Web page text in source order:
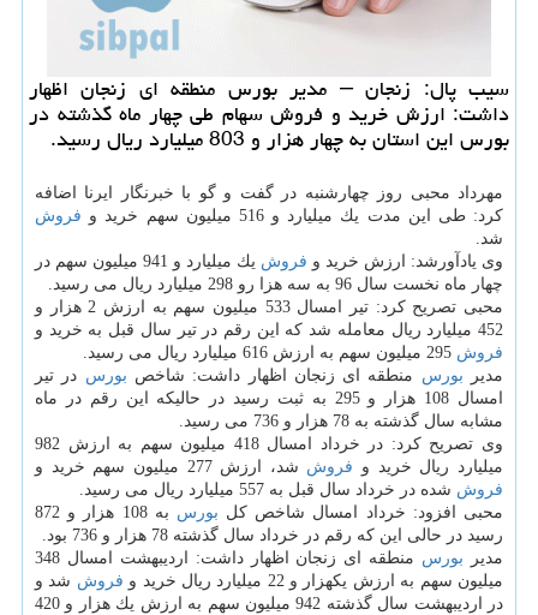
سیب پال: زنجان – مدیر بورس منطقه ای زنجان اظهار
داشت: ارزش خرید و فروش سهام طی چهار ماه گذشته در
بورس این استان به چهار هزار و 803 میلیارد ریال رسید.
مهرداد محبی روز چهارشنبه در گفت و گو با خبرنگار ایرنا اضافه
كرد: طی این مدت یك میلیارد و 516 میلیون سهم خرید و
فروش
شد.
وی یادآورشد: ارزش خرید و فروش
یك میلیارد و 941 میلیون سهم در
چهار ماه نخست سال 96 به سه هزا رو 298 میلیارد ریال می رسید.
محبی تصریح كرد: تیر امسال 533 میلیون سهم به ارزش 2 هزار و
452 میلیارد ریال معامله شد كه این رقم در تیر سال قبل به خرید و
فروش
مدیر بورس منطقه ای زنجان اظهار داشت: شاخص بورس در تیر
امسال 108 هزار و 295 به ثبت رسید در حالیكه این رقم در ماه
مشابه سال گذشته به 78 هزار و 736 می رسید.
وی تصریح كرد: در خرداد امسال 418 میلیون سهم به ارزش 982
میلیارد ریال خرید و فروش شد، ارزش 277 میلیون سهم خرید و
فروش شده در خرداد سال قبل به 557 میلیارد ریال می رسید.
محبی افزود: خرداد امسال شاخص كل بورس
به 108 هزار و 872
رسید در حالی این كه رقم در خرداد سال گذشته 78 هزار و 736 بود.
مدیر بورس
منطقه ای زنجان اظهار داشت: اردیبهشت امسال 348
میلیون سهم به ارزش یكهزار و 22 میلیارد ریال خرید و
فروش شد و
در اردیبهشت سال گذشته 942 میلیون سهم به ارزش یك هزار و 420